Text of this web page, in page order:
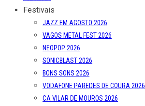
Festivais
JAZZ EM AGOSTO 2026
VAGOS METAL FEST 2026
NEOPOP 2026
SONICBLAST 2026
BONS SONS 2026
VODAFONE PAREDES DE COURA 2026
CA VILAR DE MOUROS 2026